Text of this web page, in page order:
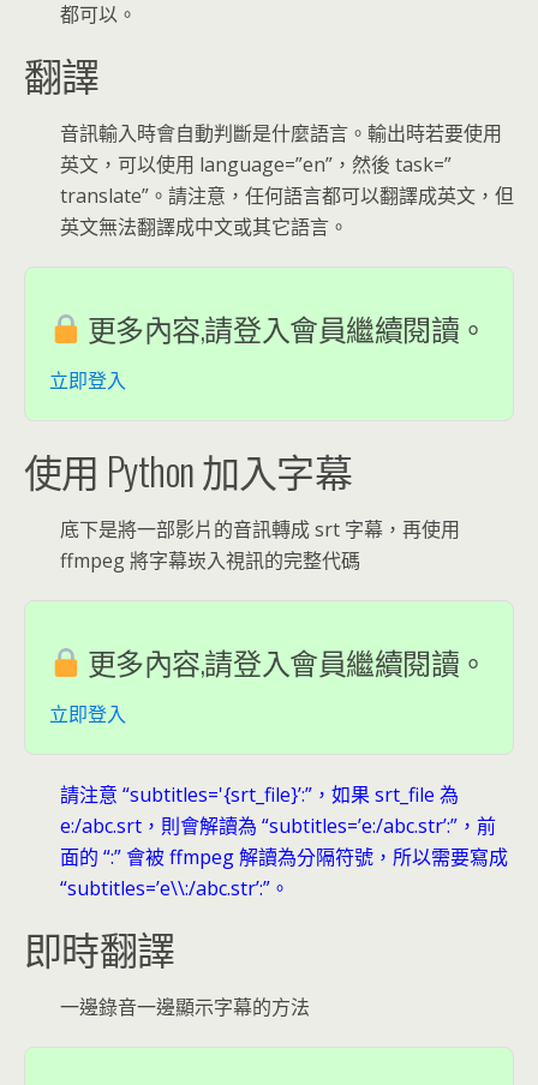
都可以。
翻譯
音訊輸入時會自動判斷是什麼語言。輸出時若要使用
英文，可以使用 language=”en”，然後 task=”
translate”。請注意，任何語言都可以翻譯成英文，但
英文無法翻譯成中文或其它語言。
更多內容,請登入會員繼續閱讀。
立即登入
使用 Python 加入字幕
底下是將一部影片的音訊轉成 srt 字幕，再使用
ffmpeg 將字幕崁入視訊的完整代碼
更多內容,請登入會員繼續閱讀。
立即登入
請注意 “subtitles='{srt_file}’:”，如果 srt_file 為
e:/abc.srt，則會解讀為 “subtitles=’e:/abc.str’:”，前
面的 “:” 會被 ffmpeg 解讀為分隔符號，所以需要寫成
“subtitles=’e\\:/abc.str’:”。
即時翻譯
一邊錄音一邊顯示字幕的方法